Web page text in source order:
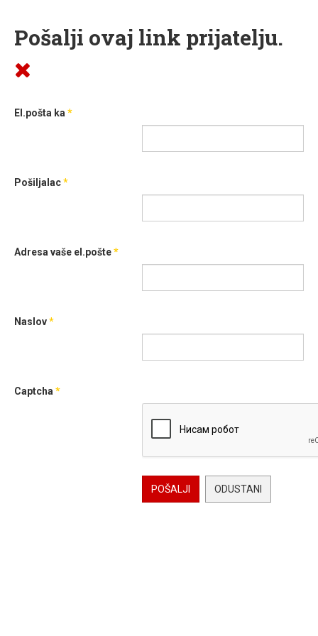
Pošalji ovaj link prijatelju.
El.pošta ka *
Pošiljalac*
Adresa vaše el.pošte*
Naslov*
Captcha *
POŠALJI ODUSTANI